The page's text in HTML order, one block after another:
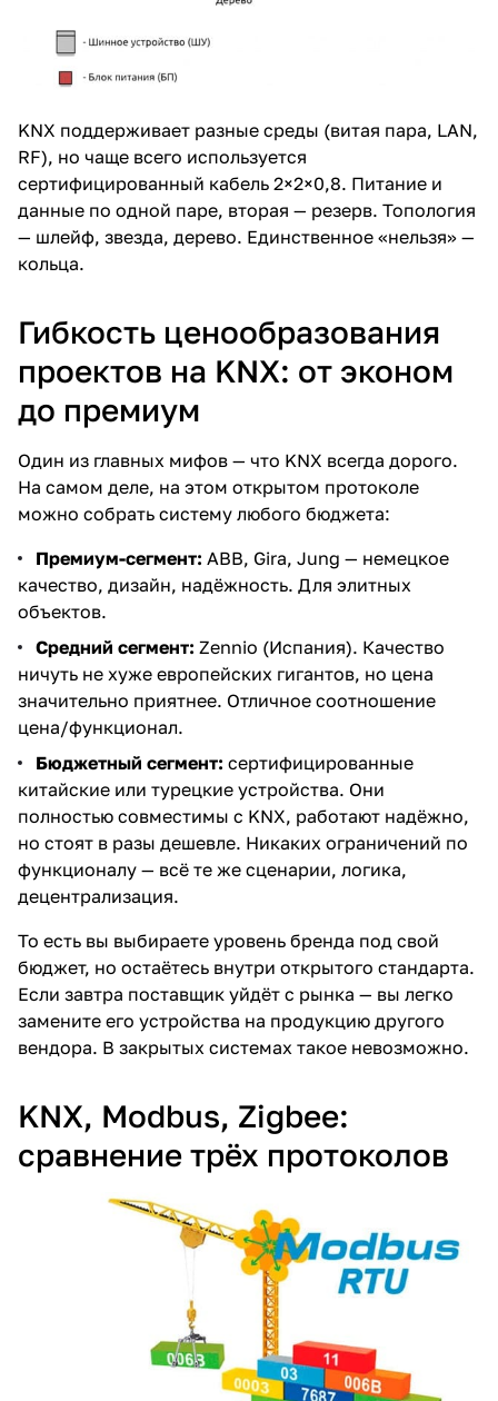
KNX поддерживает разные среды (витая пара, LAN,
RF), но чаще всего используется
сертифицированный кабель 2×2×0,8. Питание и
данные по одной паре, вторая — резерв. Топология
— шлейф, звезда, дерево. Единственное «нельзя» —
кольца.
Гибкость ценообразования
проектов на KNX: от эконом
до премиум
Один из главных мифов — что KNX всегда дорого.
На самом деле, на этом открытом протоколе
можно собрать систему любого бюджета:
Премиум-сегмент: ABB, Gira, Jung — немецкое
качество, дизайн, надёжность. Для элитных
объектов.
Средний сегмент: Zennio (Испания). Качество
ничуть не хуже европейских гигантов, но цена
значительно приятнее. Отличное соотношение
цена/функционал.
Бюджетный сегмент: сертифицированные
китайские или турецкие устройства. Они
полностью совместимы с KNX, работают надёжно,
но стоят в разы дешевле. Никаких ограничений по
функционалу — всё те же сценарии, логика,
децентрализация.
То есть вы выбираете уровень бренда под свой
бюджет, но остаётесь внутри открытого стандарта.
Если завтра поставщик уйдёт с рынка — вы легко
замените его устройства на продукцию другого
вендора. В закрытых системах такое невозможно.
KNX, Modbus, Zigbee:
сравнение трёх протоколов